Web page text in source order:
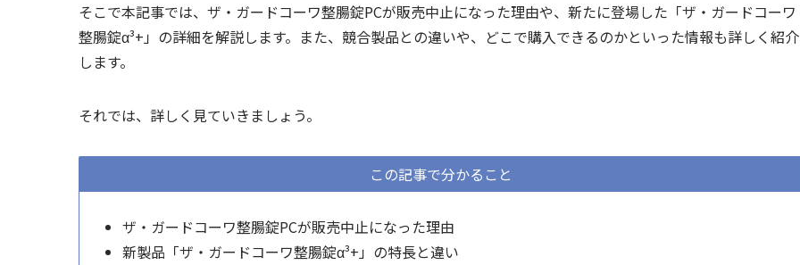
そこで本記事では、ザ・ガードコーワ整腸錠PCが販売中止になった理由や、新たに登場した「ザ・ガードコーワ
整腸錠α³+」の詳細を解説します。また、競合製品との違いや、どこで購入できるのかといった情報も詳しく紹介
します。
それでは、詳しく見ていきましょう。
この記事で分かること
ザ・ガードコーワ整腸錠PCが販売中止になった理由
新製品「ザ・ガードコーワ整腸錠α³+」の特長と違い